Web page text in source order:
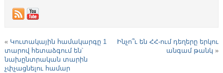
« Կուտակային համակարգը 1
տարով հետաձգում են՝
նախընտրական տարին
չփչացնելու համար
Ինչո՞ւ են ՀՀ-ում դեղերը երկու
անգամ թանկ »